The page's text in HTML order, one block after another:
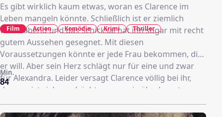
Es gibt wirklich kaum etwas, woran es Clarence im
Leben mangeln könnte. Schließlich ist er ziemlich
wohlhabend und das Schicksal hat ihn sogar mit recht
gutem Aussehen gesegnet. Mit diesen
Voraussetzungen könnte er jede Frau bekommen, die
er will. Aber sein Herz schlägt nur für eine und zwar
für Alexandra. Leider versagt Clarence völlig bei ihr,
denn er ist viel zu schüchtern, um sie überhaupt
anzusprechen. Zum Glück kennt er mit Patrick einen
echten Frauenhelden und zusammen kommen sie auf
84
Min.
Film Action Komödie Krimi Thriller